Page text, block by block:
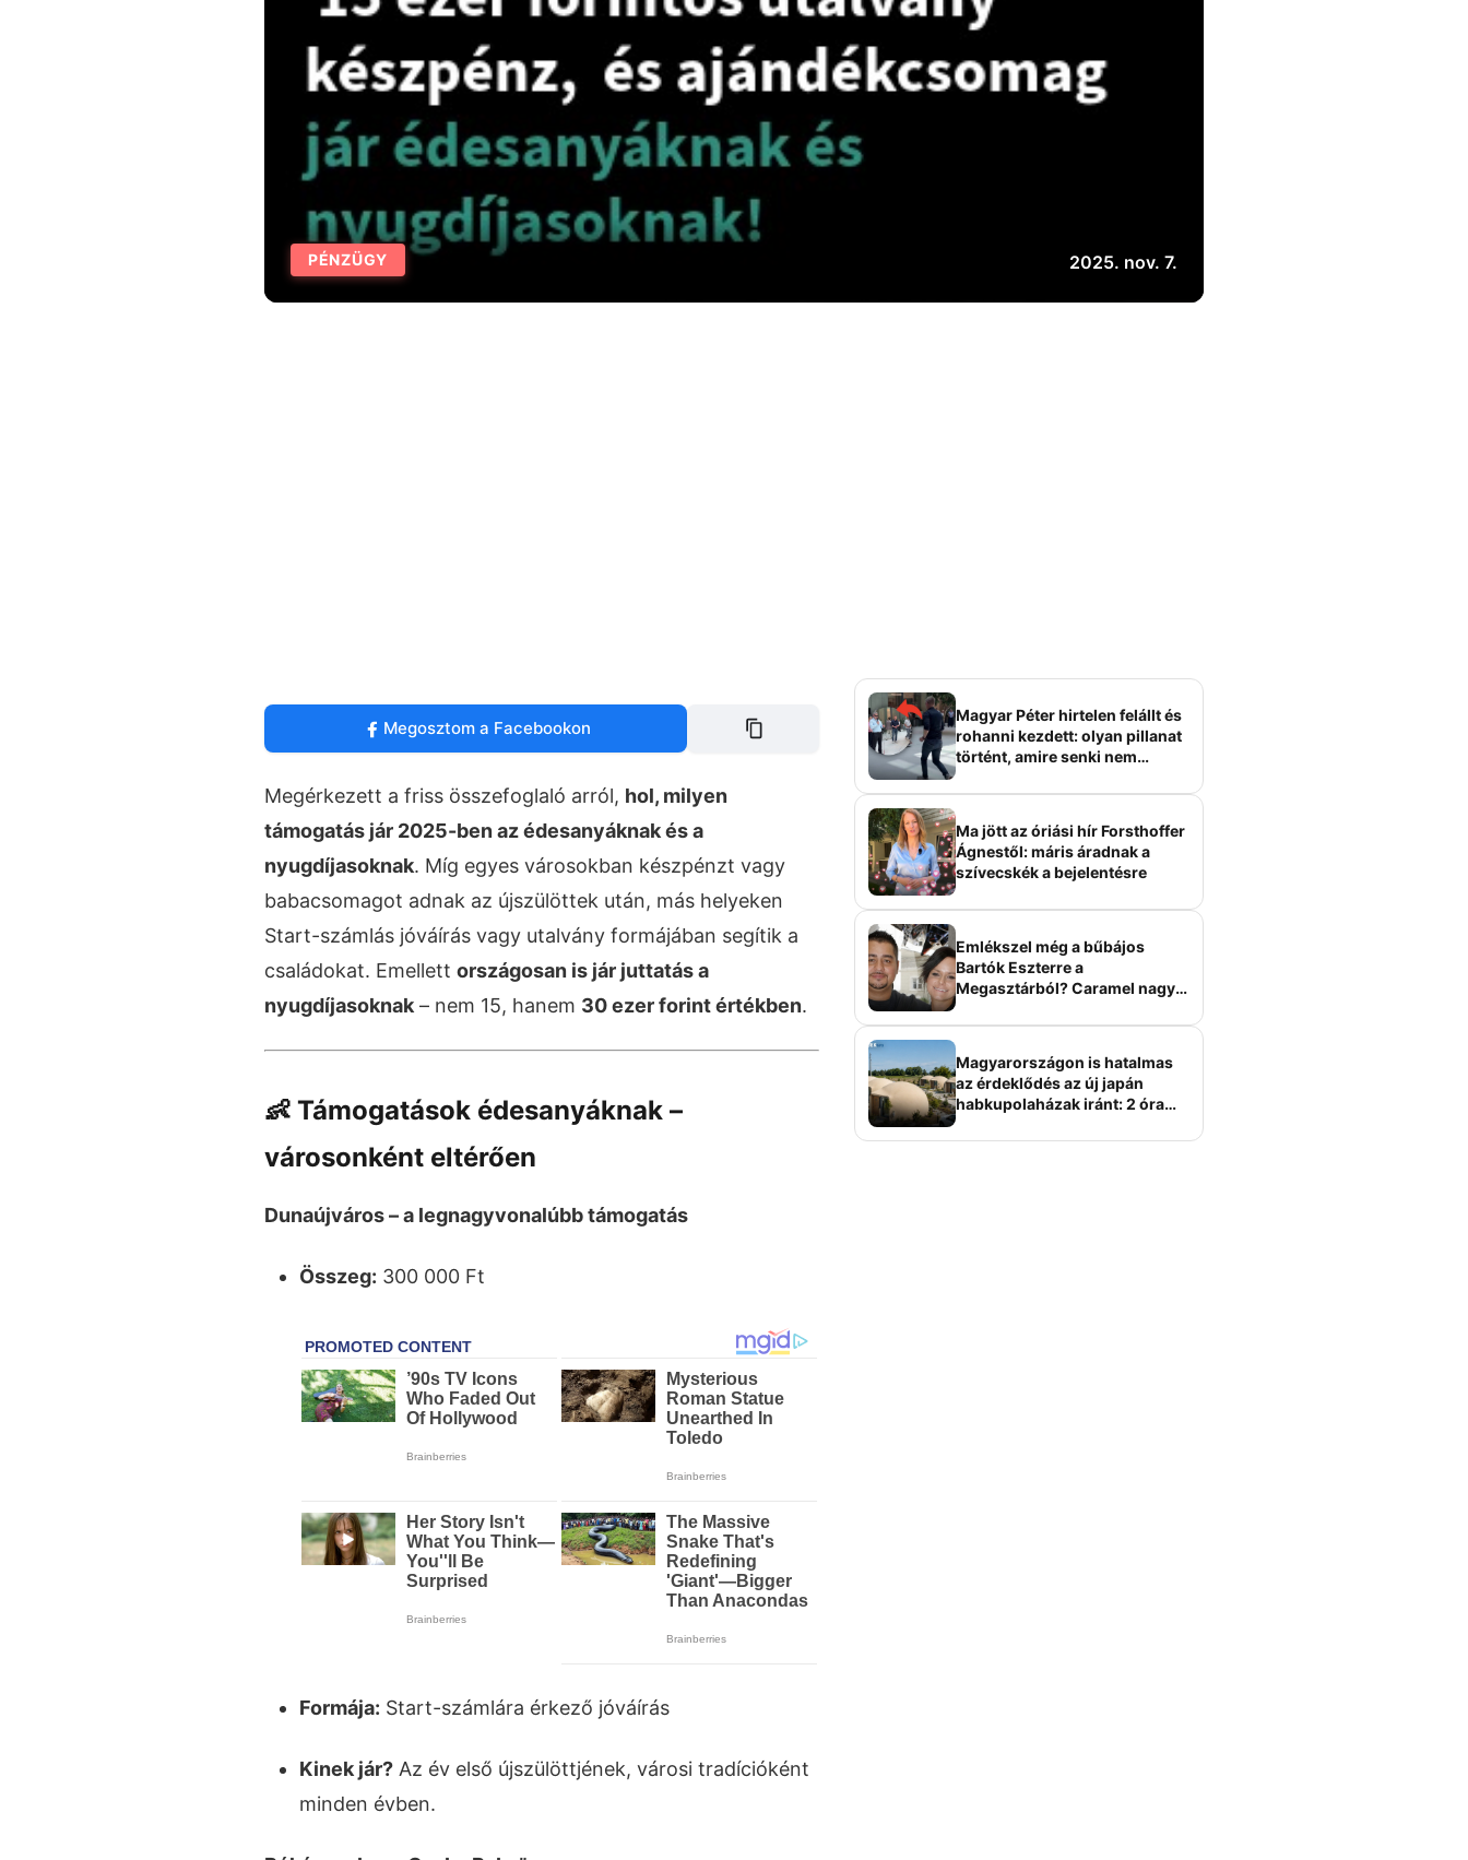
PÉNZÜGY 2025. nov. 7.
Megosztom a Facebookon
Megérkezett a friss összefoglaló arról, hol, milyen
támogatás jár 2025-ben az édesanyáknak és a
nyugdíjasoknak. Míg egyes városokban készpénzt vagy
babacsomagot adnak az újszülöttek után, más helyeken
Start-számlás jóváírás vagy utalvány formájában segítik a
családokat. Emellett országosan is jár juttatás a
nyugdíjasoknak – nem 15, hanem 30 ezer forint értékben.
👶 Támogatások édesanyáknak –
városonként eltérően
Dunaújváros – a legnagyvonalúbb támogatás
Összeg: 300 000 Ft
Formája: Start-számlára érkező jóváírás
Kinek jár? Az év első újszülöttjének, városi tradícióként
minden évben.
Magyar Péter hirtelen felállt és
rohanni kezdett: olyan pillanat
történt, amire senki nem
Ma jött az óriási hír Forsthoffer
Ágnestől: máris áradnak a
szívecskék a bejelentésre
Emlékszel még a bűbájos
Bartók Eszterre a
Megasztárból? Caramel nagy
Magyarországon is hatalmas
az érdeklődés az új japán
habkupolaházak iránt: 2 óra
elképesztő áron hirdetik őket